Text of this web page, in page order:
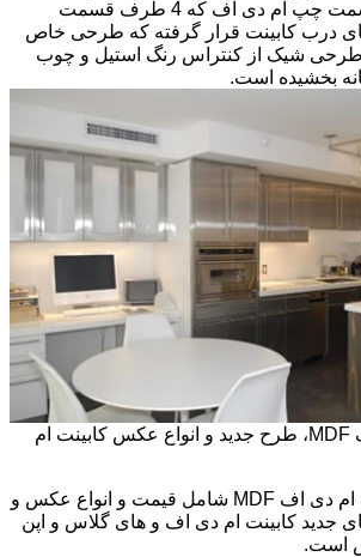
بزرگ و کابینت های سمت چپ ام دی اف که 4 طرف قسمت
درب کابینت قرار گرفته که طرحی خاص
طرحی شیک از کنتراس رنگ استیل و چوب
بخشیده است.
مدل کابینت ام دی اف MDF، طرح جدید و انواع عکس کابینت ام
مدل کابینت آشپزخانه ام دی اف MDF شامل قیمت و انواع عکس و
جدید کابینت ام دی اف و های گلاس و اپن
است.